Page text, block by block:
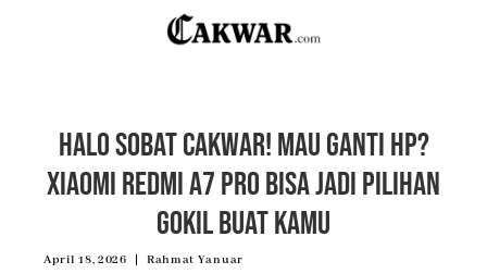
Halo Sobat Cakwar! Mau Ganti HP?
Xiaomi Redmi A7 Pro Bisa Jadi Pilihan
Gokil Buat Kamu
April 18, 2026 Rahmat Yanuar